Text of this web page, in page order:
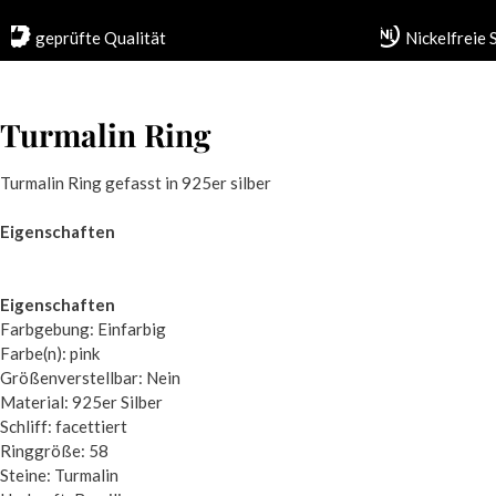
geprüfte Qualität Nickelfreie
Turmalin Ring
Turmalin Ring gefasst in 925er silber
Eigenschaften
Eigenschaften
Farbgebung: Einfarbig
Farbe(n): pink
Größenverstellbar: Nein
Material: 925er Silber
Schliff: facettiert
Ringgröße: 58
Steine: Turmalin